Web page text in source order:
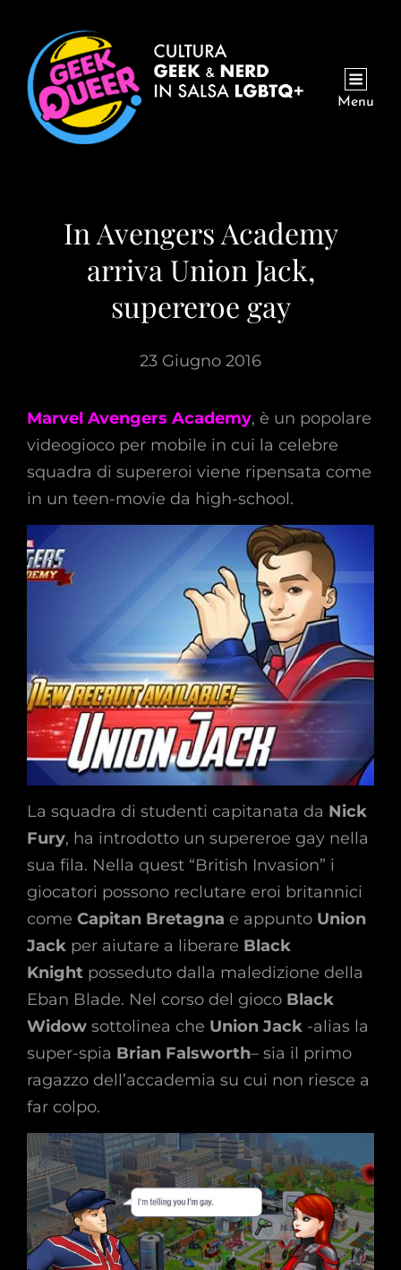
Menu
In Avengers Academy
arriva Union Jack,
supereroe gay
23 Giugno 2016
Marvel Avengers Academy, è un popolare
videogioco per mobile in cui la celebre
squadra di supereroi viene ripensata come
in un teen-movie da high-school.
La squadra di studenti capitanata da Nick
Fury, ha introdotto un supereroe gay nella
sua fila. Nella quest “British Invasion” i
giocatori possono reclutare eroi britannici
come Capitan Bretagna e appunto Union
Jack per aiutare a liberare Black
Knight posseduto dalla maledizione della
Eban Blade. Nel corso del gioco Black
Widow sottolinea che Union Jack -alias la
super-spia Brian Falsworth– sia il primo
ragazzo dell’accademia su cui non riesce a
far colpo.